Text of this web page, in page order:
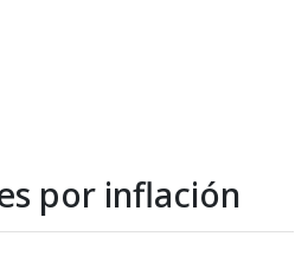
por inflación